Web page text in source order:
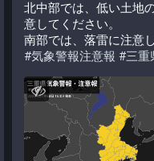
北中部では、低い土地
意してください。
南部では、落雷に注意
#気象警報注意報 #三重